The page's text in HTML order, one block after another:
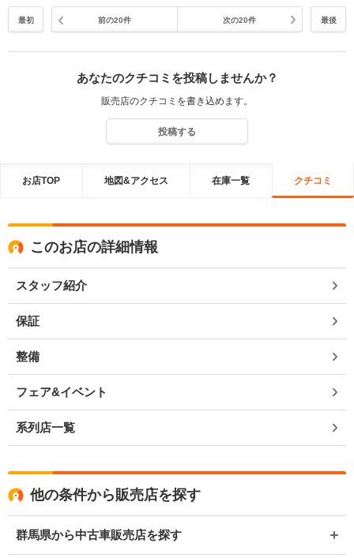
最初 前の20件 次の20件 最後
あなたのクチコミを投稿しませんか？
販売店のクチコミを書き込めます。
投稿する
お店TOP 地図&アクセス 在庫一覧 クチコミ
このお店の詳細情報
スタッフ紹介
保証
整備
フェア&イベント
系列店一覧
他の条件から販売店を探す
群馬県から中古車販売店を探す